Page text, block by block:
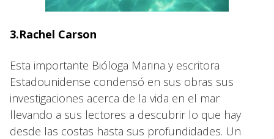
3.Rachel Carson
Esta importante Bióloga Marina y escritora
Estadounidense condensó en sus obras sus
investigaciones acerca de la vida en el mar
llevando a sus lectores a descubrir lo que hay
desde las costas hasta sus profundidades. Un